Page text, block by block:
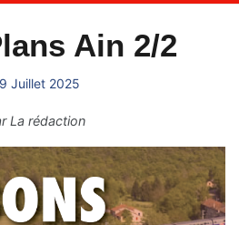
Ain 2/2
Juillet 2025
La rédaction